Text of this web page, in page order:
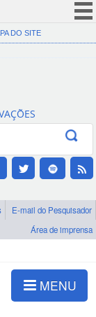
(COVID-19)
Canais
DO SITE
E-mail do Pesquisador
Área de imprensa
MENU